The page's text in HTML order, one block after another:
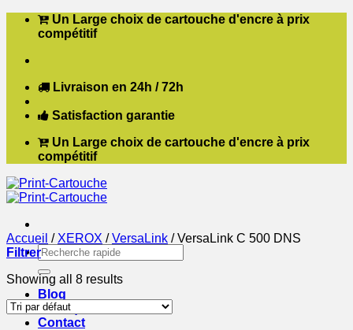
Passer Un Large choix de cartouche d'encre à prix
compétitif
Livraison en 24h / 72h
Satisfaction garantie
Un Large choix de cartouche d'encre à prix
compétitif
Recherche
pour :
Blog
Boutique
Contact
Accueil / XEROX / VersaLink /VersaLink C 500 DNS
Filtrer
Showing all 8 results